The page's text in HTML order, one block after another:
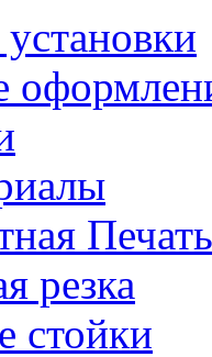
Печать
резка
стойки